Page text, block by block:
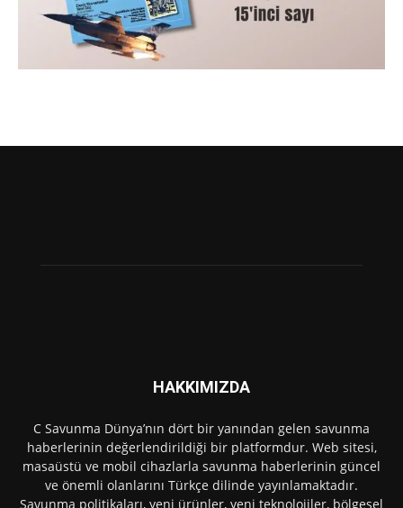
HAKKIMIZDA
C Savunma Dünya’nın dört bir yanından gelen savunma
haberlerinin değerlendirildiği bir platformdur. Web sitesi,
masaüstü ve mobil cihazlarla savunma haberlerinin güncel
ve önemli olanlarını Türkçe dilinde yayınlamaktadır.
Savunma politikaları, yeni ürünler, yeni teknolojiler, bölgesel